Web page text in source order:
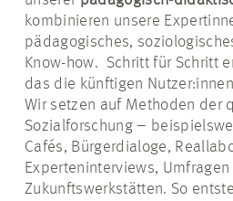
kombinieren unsere
pädagogisches,
Know-how. Schritt für Schritt
das die künftigen Nutzer:innen
Wir setzen auf Methoden der
Sozialforschung –
Cafés, Bürgerdialoge,
Experteninterviews,
Zukunftswerkstätten. So